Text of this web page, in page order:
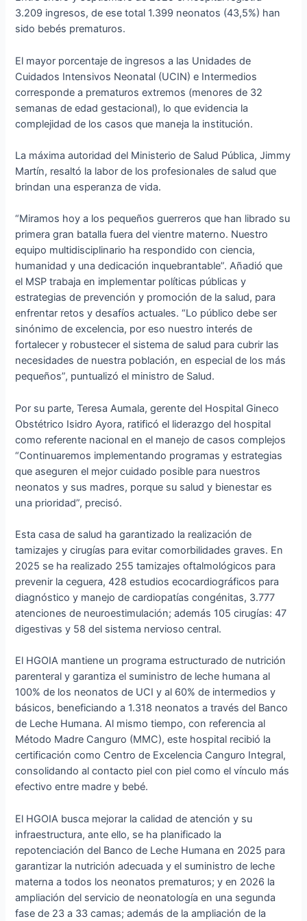
3.209 ingresos, de ese total 1.399 neonatos (43,5%) han
sido bebés prematuros.
El mayor porcentaje de ingresos a las Unidades de
Cuidados Intensivos Neonatal (UCIN) e Intermedios
corresponde a prematuros extremos (menores de 32
semanas de edad gestacional), lo que evidencia la
complejidad de los casos que maneja la institución.
La máxima autoridad del Ministerio de Salud Pública, Jimmy
Martín, resaltó la labor de los profesionales de salud que
brindan una esperanza de vida.
“Miramos hoy a los pequeños guerreros que han librado su
primera gran batalla fuera del vientre materno. Nuestro
equipo multidisciplinario ha respondido con ciencia,
humanidad y una dedicación inquebrantable”. Añadió que
el MSP trabaja en implementar políticas públicas y
estrategias de prevención y promoción de la salud, para
enfrentar retos y desafíos actuales. “Lo público debe ser
sinónimo de excelencia, por eso nuestro interés de
fortalecer y robustecer el sistema de salud para cubrir las
necesidades de nuestra población, en especial de los más
pequeños”, puntualizó el ministro de Salud.
Por su parte, Teresa Aumala, gerente del Hospital Gineco
Obstétrico Isidro Ayora, ratificó el liderazgo del hospital
como referente nacional en el manejo de casos complejos
“Continuaremos implementando programas y estrategias
que aseguren el mejor cuidado posible para nuestros
neonatos y sus madres, porque su salud y bienestar es
una prioridad”, precisó.
Esta casa de salud ha garantizado la realización de
tamizajes y cirugías para evitar comorbilidades graves. En
2025 se ha realizado 255 tamizajes oftalmológicos para
prevenir la ceguera, 428 estudios ecocardiográficos para
diagnóstico y manejo de cardiopatías congénitas, 3.777
atenciones de neuroestimulación; además 105 cirugías: 47
digestivas y 58 del sistema nervioso central.
El HGOIA mantiene un programa estructurado de nutrición
parenteral y garantiza el suministro de leche humana al
100% de los neonatos de UCI y al 60% de intermedios y
básicos, beneficiando a 1.318 neonatos a través del Banco
de Leche Humana. Al mismo tiempo, con referencia al
Método Madre Canguro (MMC), este hospital recibió la
certificación como Centro de Excelencia Canguro Integral,
consolidando al contacto piel con piel como el vínculo más
efectivo entre madre y bebé.
El HGOIA busca mejorar la calidad de atención y su
infraestructura, ante ello, se ha planificado la
repotenciación del Banco de Leche Humana en 2025 para
garantizar la nutrición adecuada y el suministro de leche
materna a todos los neonatos prematuros; y en 2026 la
ampliación del servicio de neonatología en una segunda
fase de 23 a 33 camas; además de la ampliación de la